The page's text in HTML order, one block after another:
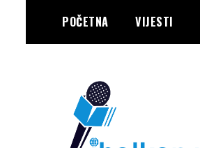
content
POČETNA VIJESTI